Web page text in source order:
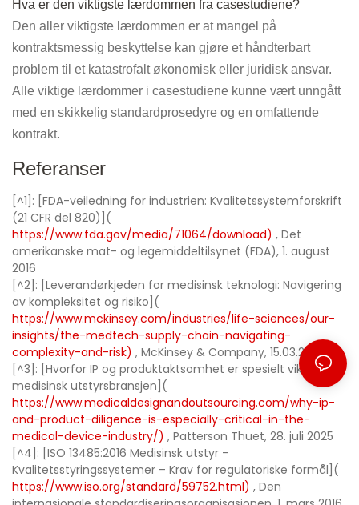
Hva er den viktigste lærdommen fra casestudiene?
Den aller viktigste lærdommen er at mangel på
kontraktsmessig beskyttelse kan gjøre et håndterbart
problem til et katastrofalt økonomisk eller juridisk ansvar.
Alle viktige lærdommer i casestudiene kunne vært unngått
med en skikkelig standardprosedyre og en omfattende
kontrakt.
Referanser
[^1]: [FDA-veiledning for industrien: Kvalitetssystemforskrift
(21 CFR del 820)](
https://www.fda.gov/media/71064/download) , Det
amerikanske mat- og legemiddeltilsynet (FDA), 1. august
2016
[^2]: [Leverandørkjeden for medisinsk teknologi: Navigering
av kompleksitet og risiko](
https://www.mckinsey.com/industries/life-sciences/our-
insights/the-medtech-supply-chain-navigating-
complexity-and-risk) , McKinsey & Company, 15.03.2022
[^3]: [Hvorfor IP og produktaktsomhet er spesielt viktig i
medisinsk utstyrsbransjen](
https://www.medicaldesignandoutsourcing.com/why-ip-
and-product-diligence-is-especially-critical-in-the-
medical-device-industry/) , Patterson Thuet, 28. juli 2025
[^4]: [ISO 13485:2016 Medisinsk utstyr –
Kvalitetsstyringssystemer – Krav for regulatoriske formål](
https://www.iso.org/standard/59752.html) , Den